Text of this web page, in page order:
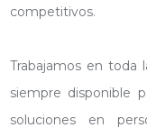
competitivos.
Trabajamos en toda
siempre disponible
soluciones en